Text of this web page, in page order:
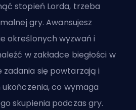
stopień Lorda, trzeba
gry. Awansujesz
określonych wyzwań i
w zakładce biegłości w
się powtarzają i
co wymaga
skupienia podczas gry.